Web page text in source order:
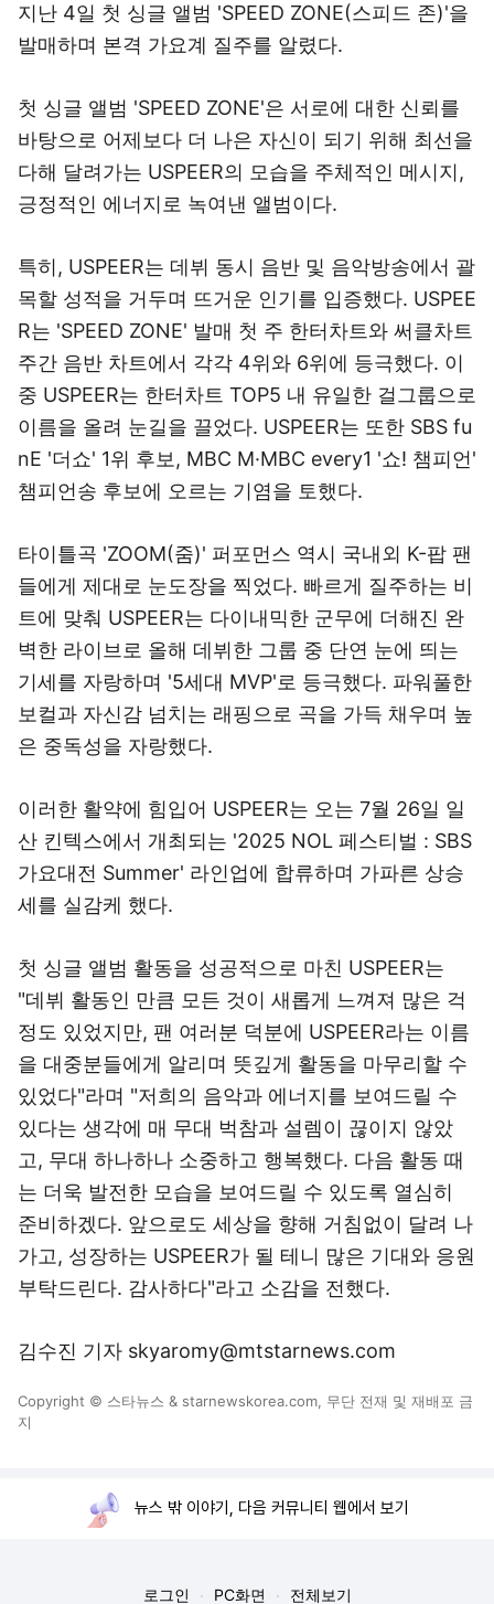
지난 4일 첫 싱글 앨범 'SPEED ZONE(스피드 존)'을
발매하며 본격 가요계 질주를 알렸다.
첫 싱글 앨범 'SPEED ZONE'은 서로에 대한 신뢰를
바탕으로 어제보다 더 나은 자신이 되기 위해 최선을
다해 달려가는 USPEER의 모습을 주체적인 메시지,
긍정적인 에너지로 녹여낸 앨범이다.
특히, USPEER는 데뷔 동시 음반 및 음악방송에서 괄
목할 성적을 거두며 뜨거운 인기를 입증했다. USPEE
R는 'SPEED ZONE' 발매 첫 주 한터차트와 써클차트
주간 음반 차트에서 각각 4위와 6위에 등극했다. 이
중 USPEER는 한터차트 TOP5 내 유일한 걸그룹으로
이름을 올려 눈길을 끌었다. USPEER는 또한 SBS fu
nE '더쇼' 1위 후보, MBC M·MBC every1 '쇼! 챔피언'
챔피언송 후보에 오르는 기염을 토했다.
타이틀곡 'ZOOM(줌)' 퍼포먼스 역시 국내외 K-팝 팬
들에게 제대로 눈도장을 찍었다. 빠르게 질주하는 비
트에 맞춰 USPEER는 다이내믹한 군무에 더해진 완
벽한 라이브로 올해 데뷔한 그룹 중 단연 눈에 띄는
기세를 자랑하며 '5세대 MVP'로 등극했다. 파워풀한
보컬과 자신감 넘치는 래핑으로 곡을 가득 채우며 높
은 중독성을 자랑했다.
이러한 활약에 힘입어 USPEER는 오는 7월 26일 일
산 킨텍스에서 개최되는 '2025 NOL 페스티벌 : SBS
가요대전 Summer' 라인업에 합류하며 가파른 상승
세를 실감케 했다.
첫 싱글 앨범 활동을 성공적으로 마친 USPEER는
"데뷔 활동인 만큼 모든 것이 새롭게 느껴져 많은 걱
정도 있었지만, 팬 여러분 덕분에 USPEER라는 이름
을 대중분들에게 알리며 뜻깊게 활동을 마무리할 수
있었다"라며 "저희의 음악과 에너지를 보여드릴 수
있다는 생각에 매 무대 벅참과 설렘이 끊이지 않았
고, 무대 하나하나 소중하고 행복했다. 다음 활동 때
는 더욱 발전한 모습을 보여드릴 수 있도록 열심히
준비하겠다. 앞으로도 세상을 향해 거침없이 달려 나
가고, 성장하는 USPEER가 될 테니 많은 기대와 응원
부탁드린다. 감사하다"라고 소감을 전했다.
김수진 기자 skyaromy@mtstarnews.com
Copyright © 스타뉴스 & starnewskorea.com, 무단 전재 및 재배포 금
지
뉴스 밖 이야기, 다음 커뮤니티 웹에서 보기
로그인 PC화면 전체보기